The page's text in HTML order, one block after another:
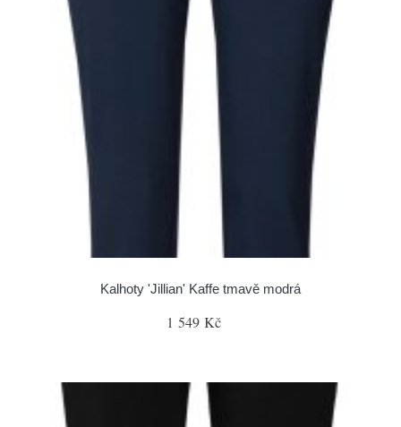
Kalhoty 'Jillian' Kaffe tmavě modrá
1 549 Kč